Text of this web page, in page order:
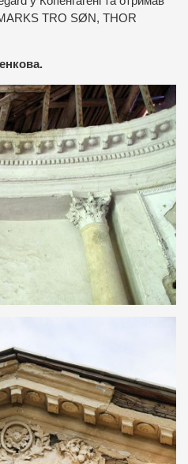
TRO SØN, THOR